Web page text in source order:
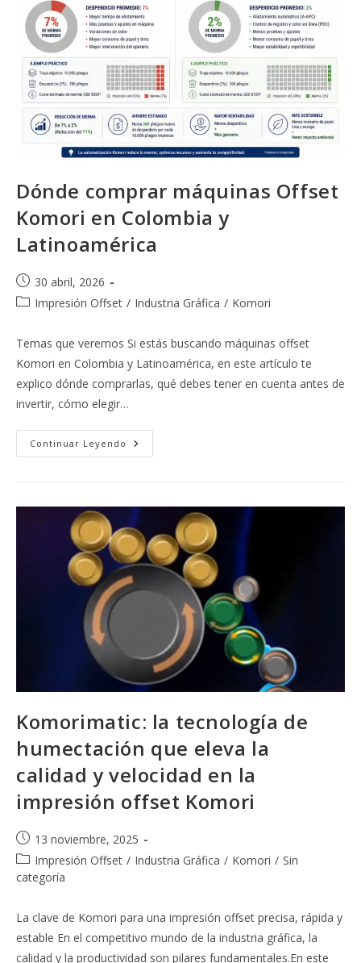
Rentabilidad
Real
En
La
Industria
Gráfica
Dónde comprar máquinas Offset
Komori en Colombia y
Latinoamérica
Publicación
de
30 abril, 2026
Categoría
la
entrada:
Impresión Offset / Industria Gráfica / Komori
Temas que veremos Si estás buscando máquinas offset
Komori en Colombia y Latinoamérica, en este artículo te
explico dónde comprarlas, qué debes tener en cuenta antes de
invertir, cómo elegir…
Continuar Leyendo Dónde
Comprar
Colombia
Y
Latinoamérica
Komorimatic: la tecnología de
humectación que eleva la
calidad y velocidad en la
impresión offset Komori
Publicación
de
la
entrada:
13 noviembre, 2025
Categoría
de
entrada:
Impresión Offset / Industria Gráfica / Komori / Sin
categoría
La clave de Komori para una impresión offset precisa, rápida y
estable En el competitivo mundo de la industria gráfica, la
calidad y la productividad son pilares fundamentales.En este